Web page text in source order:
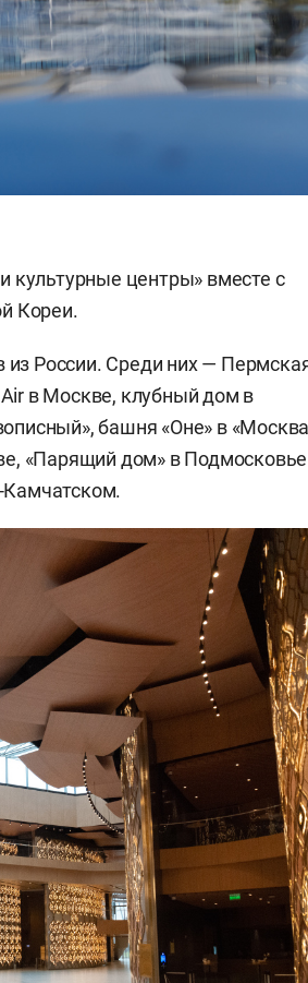
культурные центры» вместе с
Кореи.
из России. Среди них —
в Москве, клубный дом в
башня «Оне» в
«Парящий дом» в